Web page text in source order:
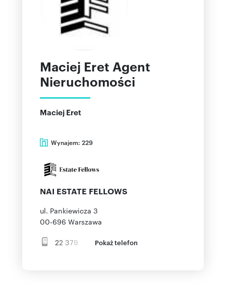
Maciej Eret Agent
Nieruchomości
Maciej Eret
Wynajem: 229
NAI ESTATE FELLOWS
ul. Pankiewicza 3
00-696 Warszawa
22 379 Pokaż telefon